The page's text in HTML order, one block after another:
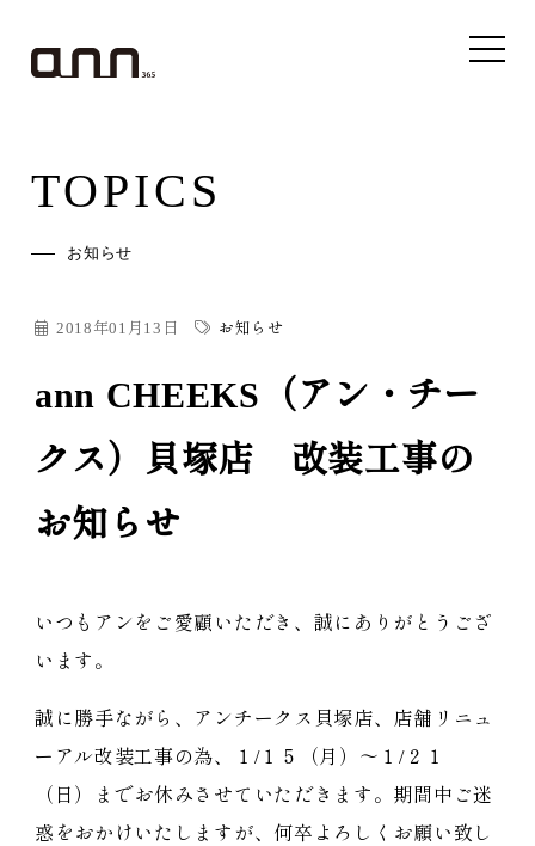
TOPICS
お知らせ
2018年01月13日 お知らせ
ann CHEEKS（アン・チー
クス）貝塚店 改装工事の
お知らせ
いつもアンをご愛顧いただき、誠にありがとうござ
います。
誠に勝手ながら、アンチークス貝塚店、店舗リニュ
ーアル改装工事の為、１/１５（月）～１/２１
（日）までお休みさせていただきます。期間中ご迷
惑をおかけいたしますが、何卒よろしくお願い致し